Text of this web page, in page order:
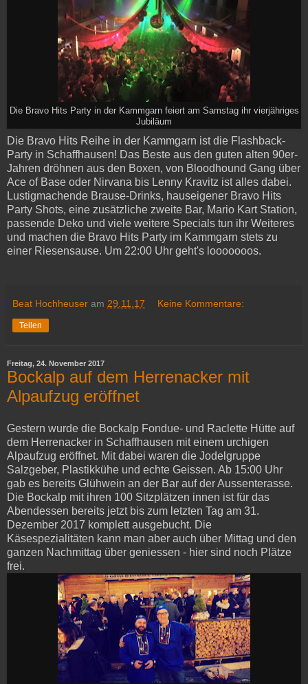
Die Bravo Hits Party in der Kammgarn feiert am Samstag ihr vierjähriges
Jubiläum
Die Bravo Hits Reihe in der Kammgarn ist die Flashback-
Party in Schaffhausen! Das Beste aus den guten alten 90er-
Jahren dröhnen aus den Boxen, von Bloodhound Gang über
Ace of Base oder Nirvana bis Lenny Kravitz ist alles dabei.
Lustigmachende Brause-Drinks, hauseigener Bravo Hits
Party Shots, eine zusätzliche zweite Bar, Mario Kart Station,
passende Deko und viele weitere Specials tun ihr Weiteres
und machen die Bravo Hits Party im Kammgarn stets zu
einer Riesensause. Um 22:00 Uhr geht's looooooos.
Beat Hochheuser am 29.11.17 Keine Kommentare:
Teilen
Freitag, 24. November 2017
Bockalp auf dem Herrenacker mit
Alpaufzug eröffnet
Gestern wurde die Bockalp Fondue- und Raclette Hütte auf
dem Herrenacker in Schaffhausen mit einem urchigen
Alpaufzug eröffnet. Mit dabei waren die Jodelgruppe
Salzgeber, Plastikkühe und echte Geissen. Ab 15:00 Uhr
gab es bereits Glühwein an der Bar auf der Aussenterasse.
Die Bockalp mit ihren 100 Sitzplätzen innen ist für das
Abendessen bereits jetzt bis zum letzten Tag am 31.
Dezember 2017 komplett ausgebucht. Die
Käsespezialitäten kann man aber auch über Mittag und den
ganzen Nachmittag über geniessen - hier sind noch Plätze
frei.